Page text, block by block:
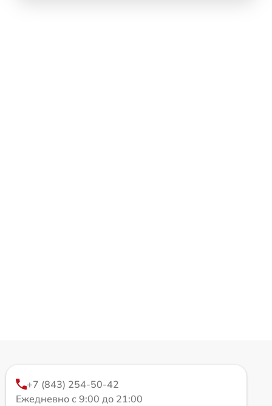
+7 (843) 254-50-42
Ежедневно с 9:00 до 21:00